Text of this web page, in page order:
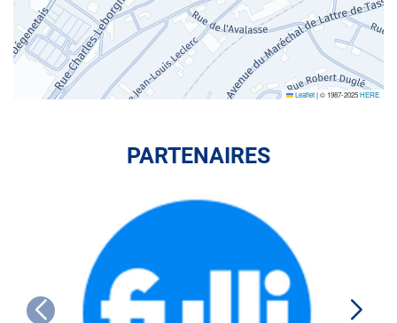
Leaflet|© 1987-2025HERE
PARTENAIRES